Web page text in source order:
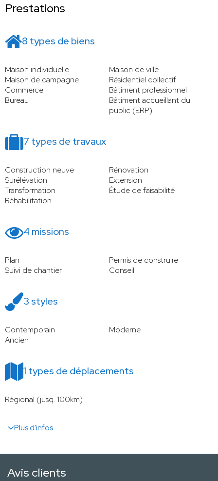
Prestations
8 types de biens
Maison individuelle
Maison de ville
Maison de campagne
Résidentiel collectif
Commerce
Bâtiment professionnel
Bureau
Bâtiment accueillant du
public (ERP)
7 types de travaux
Construction neuve
Rénovation
Surélévation
Extension
Transformation
Étude de faisabilité
Réhabilitation
4 missions
Plan
Permis de construire
Suivi de chantier
Conseil
3 styles
Contemporain
Moderne
Ancien
1 types de déplacements
Régional (jusq. 100km)
Plus d'infos
Avis clients